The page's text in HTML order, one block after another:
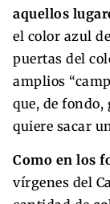
aquellos
el color azul
puertas del
amplios
que, de
quiere sacar
Como en los
vírgenes del